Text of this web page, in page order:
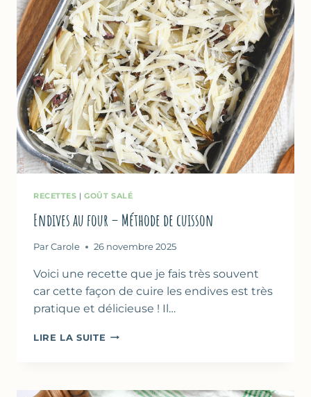
RECETTES |GOÛT SALÉ
Endives au four – Méthode de cuisson
Par Carole 26 novembre 2025
Voici une recette que je fais très souvent
car cette façon de cuire les endives est très
pratique et délicieuse ! Il…
LIRE LA SUITE ENDIVES
MÉTHODE